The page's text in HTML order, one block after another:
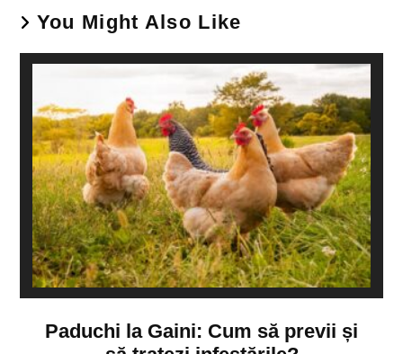
You Might Also Like
Paduchi la Gaini: Cum să previi și